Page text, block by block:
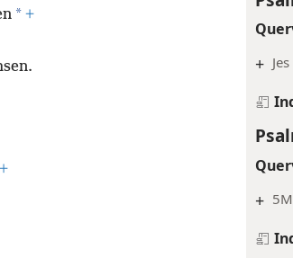
+
+
* +
+